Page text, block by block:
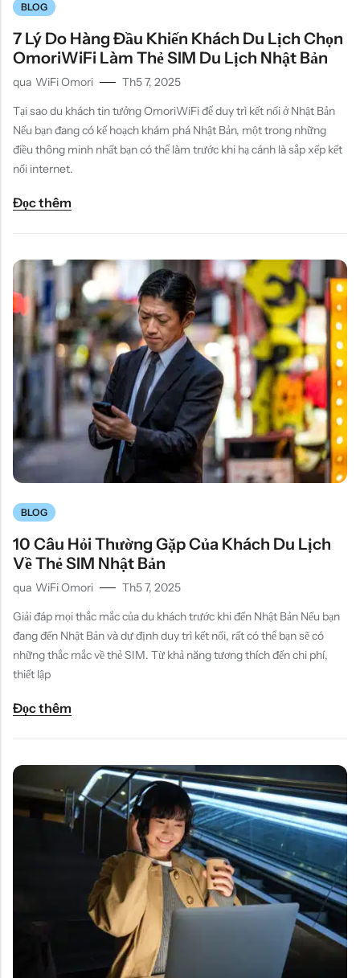
BLOG
7 Lý Do Hàng Đầu Khiến Khách Du Lịch Chọn
OmoriWiFi Làm Thẻ SIM Du Lịch Nhật Bản
qua WiFi Omori
Th5 7, 2025
Tại sao du khách tin tưởng OmoriWiFi để duy trì kết nối ở Nhật Bản
Nếu bạn đang có kế hoạch khám phá Nhật Bản, một trong những
điều thông minh nhất bạn có thể làm trước khi hạ cánh là sắp xếp kết
nối internet.
Đọc thêm
BLOG
10 Câu Hỏi Thường Gặp Của Khách Du Lịch
Về Thẻ SIM Nhật Bản
qua WiFi Omori
Th5 7, 2025
Giải đáp mọi thắc mắc của du khách trước khi đến Nhật Bản Nếu bạn
đang đến Nhật Bản và dự định duy trì kết nối, rất có thể bạn sẽ có
những thắc mắc về thẻ SIM. Từ khả năng tương thích đến chi phí,
thiết lập
Đọc thêm